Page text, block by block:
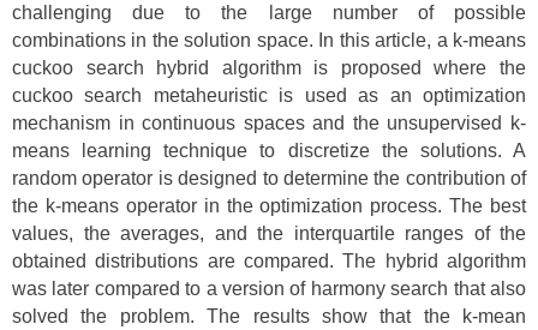
challenging due to the large number of possible
combinations in the solution space. In this article, a k-means
cuckoo search hybrid algorithm is proposed where the
cuckoo search metaheuristic is used as an optimization
mechanism in continuous spaces and the unsupervised k-
means learning technique to discretize the solutions. A
random operator is designed to determine the contribution of
the k-means operator in the optimization process. The best
values, the averages, and the interquartile ranges of the
obtained distributions are compared. The hybrid algorithm
was later compared to a version of harmony search that also
solved the problem. The results show that the k-mean